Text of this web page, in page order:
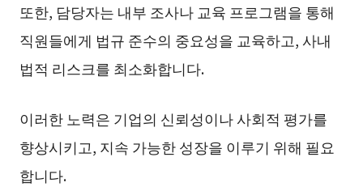
또한, 담당자는 내부 조사나 교육 프로그램을 통해
직원들에게 법규 준수의 중요성을 교육하고, 사내
법적 리스크를 최소화합니다.
이러한 노력은 기업의 신뢰성이나 사회적 평가를
향상시키고, 지속 가능한 성장을 이루기 위해 필요
합니다.